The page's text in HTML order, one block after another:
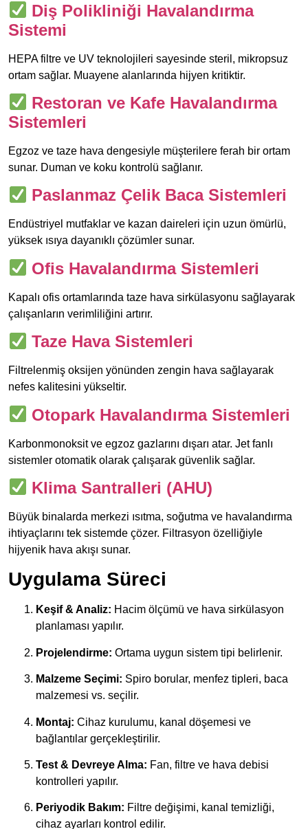
Diş Polikliniği Havalandırma
Sistemi
HEPA filtre ve UV teknolojileri sayesinde steril, mikropsuz
ortam sağlar. Muayene alanlarında hijyen kritiktir.
Restoran ve Kafe Havalandırma
Sistemleri
Egzoz ve taze hava dengesiyle müşterilere ferah bir ortam
sunar. Duman ve koku kontrolü sağlanır.
Paslanmaz Çelik Baca Sistemleri
Endüstriyel mutfaklar ve kazan daireleri için uzun ömürlü,
yüksek ısıya dayanıklı çözümler sunar.
Ofis Havalandırma Sistemleri
Kapalı ofis ortamlarında taze hava sirkülasyonu sağlayarak
çalışanların verimliliğini artırır.
Taze Hava Sistemleri
Filtrelenmiş oksijen yönünden zengin hava sağlayarak
nefes kalitesini yükseltir.
Otopark Havalandırma Sistemleri
Karbonmonoksit ve egzoz gazlarını dışarı atar. Jet fanlı
sistemler otomatik olarak çalışarak güvenlik sağlar.
Klima Santralleri (AHU)
Büyük binalarda merkezi ısıtma, soğutma ve havalandırma
ihtiyaçlarını tek sistemde çözer. Filtrasyon özelliğiyle
hijyenik hava akışı sunar.
Uygulama Süreci
Keşif & Analiz: Hacim ölçümü ve hava sirkülasyon
planlaması yapılır.
Projelendirme: Ortama uygun sistem tipi belirlenir.
Malzeme Seçimi: Spiro borular, menfez tipleri, baca
malzemesi vs. seçilir.
Montaj: Cihaz kurulumu, kanal döşemesi ve
bağlantılar gerçekleştirilir.
Test & Devreye Alma: Fan, filtre ve hava debisi
kontrolleri yapılır.
Periyodik Bakım: Filtre değişimi, kanal temizliği,
cihaz ayarları kontrol edilir.